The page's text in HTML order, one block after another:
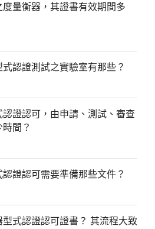
量衡器，其證書有效期間多
認證測試之實驗室有那些？
證認可，由申請、測試、審查
間？
證認可需要準備那些文件？
式認證認可證書？ 其流程大致